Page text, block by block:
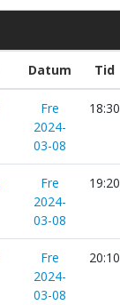
Datum Tid
Fre
2024-
03-08
18:30
Fre
2024-
03-08
19:20
Fre
2024-
03-08
20:10